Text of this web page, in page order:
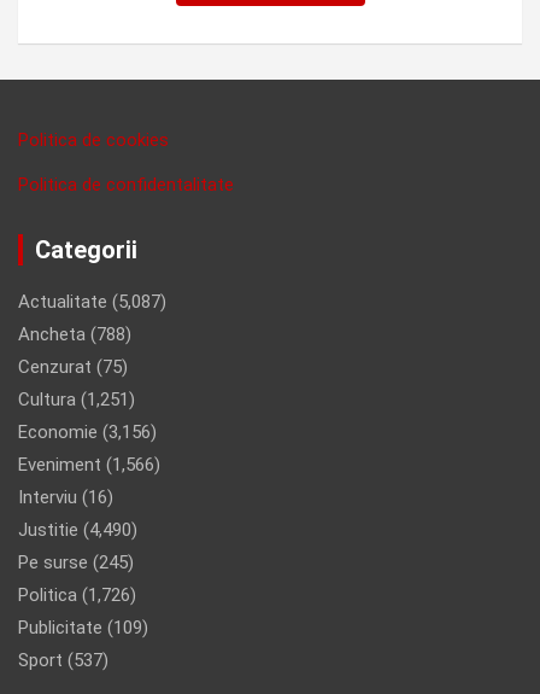
Politica de cookies
Politica de confidentalitate
Categorii
Actualitate (5,087)
Ancheta (788)
Cenzurat (75)
Cultura (1,251)
Economie (3,156)
Eveniment (1,566)
Interviu (16)
Justitie (4,490)
Pe surse (245)
Politica (1,726)
Publicitate (109)
Sport (537)